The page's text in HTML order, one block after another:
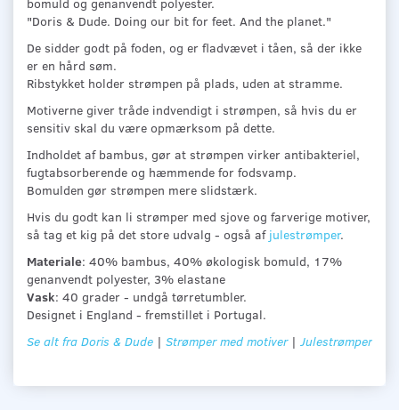
"Doris & Dude. Doing our bit for feet. And the planet."
De sidder godt på foden, og er fladvævet i tåen, så der ikke
er en hård søm.
Ribstykket holder strømpen på plads, uden at stramme.
Motiverne giver tråde indvendigt i strømpen, så hvis du er
sensitiv skal du være opmærksom på dette.
Indholdet af bambus, gør at strømpen virker antibakteriel,
fugtabsorberende og hæmmende for fodsvamp.
Bomulden gør strømpen mere slidstærk.
Hvis du godt kan li strømper med sjove og farverige motiver,
så tag et kig på det store udvalg - også af julestrømper.
Materiale: 40% bambus, 40% økologisk bomuld, 17%
genanvendt polyester, 3% elastane
Vask: 40 grader - undgå tørretumbler.
Designet i England - fremstillet i Portugal.
Se alt fra Doris & Dude | Strømper med motiver| Julestrømper